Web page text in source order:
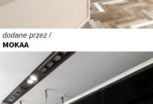
dodane przez /
MOKAA